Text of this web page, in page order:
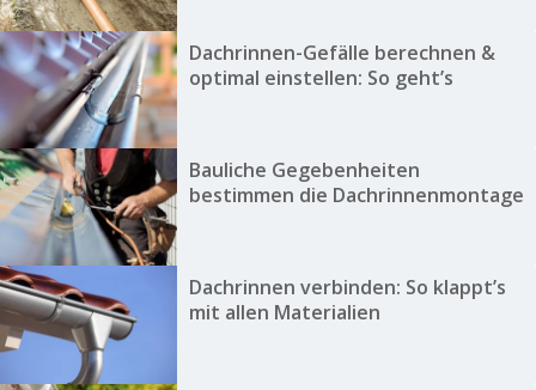
Dachrinnen-Gefälle berechnen &
optimal einstellen: So geht’s
Bauliche Gegebenheiten
bestimmen die Dachrinnenmontage
Dachrinnen verbinden: So klappt’s
mit allen Materialien